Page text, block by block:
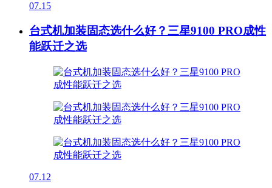
07.15
台式机加装固态选什么好？三星9100 PRO成性
能跃迁之选
07.12